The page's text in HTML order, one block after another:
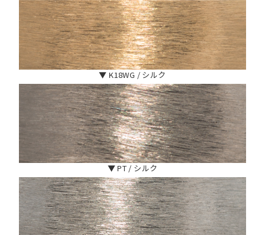
▼ K18WG / シルク
▼ PT / シルク